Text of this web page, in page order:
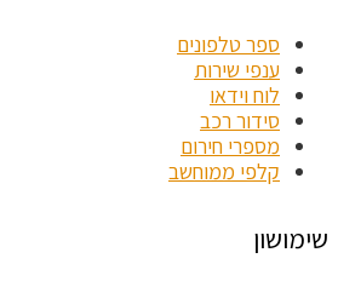
ספר טלפונים
ענפי שירות
לוח וידאו
סידור רכב
מספרי חירום
קלפי ממוחשב
שימושון